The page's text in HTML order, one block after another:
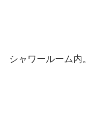
シャワールーム内。